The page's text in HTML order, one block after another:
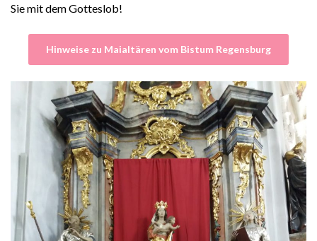
Sie mit dem Gotteslob!
Hinweise zu Maialtären vom Bistum Regensburg